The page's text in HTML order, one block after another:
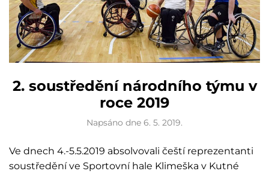
2. soustředění národního týmu v
roce 2019
Napsáno dne 6. 5. 2019.
Ve dnech 4.-5.5.2019 absolvovali čeští reprezentanti
soustředění ve Sportovní hale Klimeška v Kutné